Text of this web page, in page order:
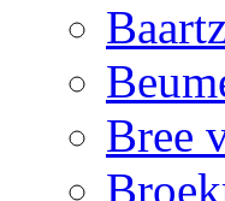
Bree